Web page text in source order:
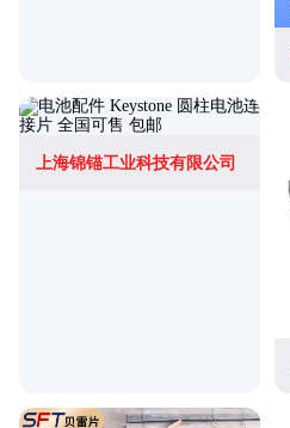
上海锦锚工业科技有限公司